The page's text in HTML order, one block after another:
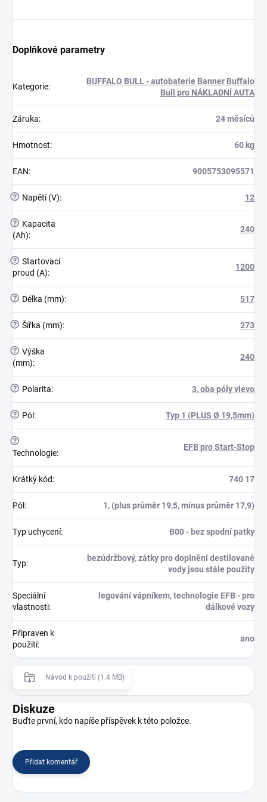
Doplňkové parametry
Kategorie:
BUFFALO BULL - autobaterie Banner Buffalo
Bull pro NÁKLADNÍ AUTA
Záruka: 24 měsíců
Hmotnost: 60 kg
EAN: 9005753095571
? Napětí (V): 12
?
Kapacita
(Ah):
240
? Startovací
proud (A):
1200
? Délka (mm): 517
? Šířka (mm): 273
? Výška
(mm):
240
? Polarita: 3, oba póly vlevo
? Pól: Typ 1 (PLUS Ø 19,5mm)
?
Technologie:
EFB pro Start-Stop
Krátký kód: 740 17
Pól: 1, (plus průměr 19,5, mínus průměr 17,9)
Typ uchycení: B00 - bez spodní patky
Typ:
bezúdržbový, zátky pro doplnění destilované
vody jsou stále použity
Speciální
vlastnosti:
legování vápníkem, technologie EFB - pro
dálkové vozy
Připraven k
použití:
ano
Návod k použití (1.4 MB)
Diskuze
Buďte první, kdo napíše příspěvek k této položce.
Přidat komentář